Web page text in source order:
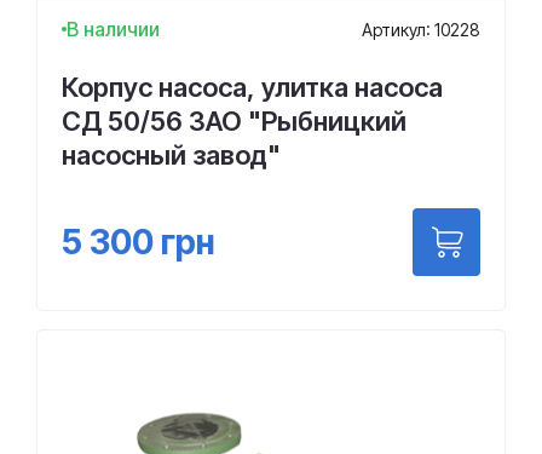
В наличии Артикул: 10228
Корпус насоса, улитка насоса
СД 50/56 ЗАО "Рыбницкий
насосный завод"
5 300 грн